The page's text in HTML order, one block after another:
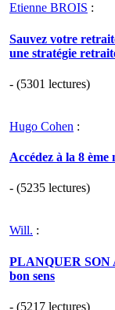
Etienne BROIS :
Sauvez votre
une stratégie
- (5301 lectures)
Hugo Cohen :
Accédez à la 8
- (5235 lectures)
Will. :
PLANQUER SON
bon sens
- (5217 lectures)